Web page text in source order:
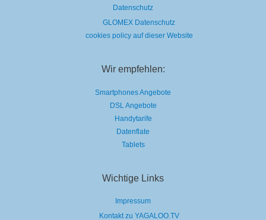
Datenschutz
GLOMEX Datenschutz
cookies policy auf dieser Website
Wir empfehlen:
Smartphones Angebote
DSL Angebote
Handytarife
Datenflate
Tablets
Wichtige Links
Impressum
Kontakt zu YAGALOO.TV